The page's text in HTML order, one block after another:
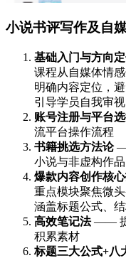
小说书评写作及自
基础入门与方向
课程从自媒体情
明确内容定位，
引导学员自我审
账号注册与平台
流平台操作流程
书籍挑选方法论
小说与非虚构作品
爆款内容创作核
重点模块聚焦微
涵盖标题公式、
高效笔记法—— 提
积累素材
标题三大公式+八